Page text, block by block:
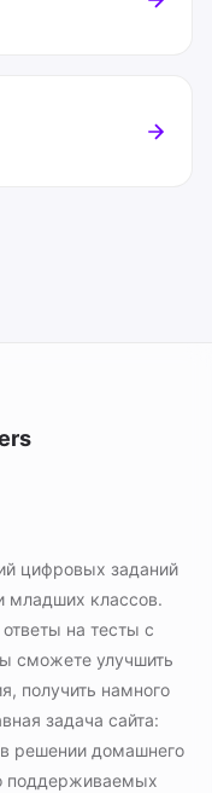
цифровых заданий
младших классов.
на тесты с
сможете улучшить
получить намного
задача сайта:
решении домашнего
поддерживаемых